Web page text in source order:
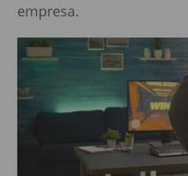
empresa.